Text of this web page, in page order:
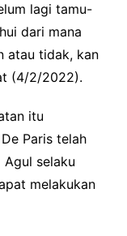
lagi tamu-
dari mana
atau tidak, kan
(4/2/2022).
itu
Paris telah
Agul selaku
melakukan